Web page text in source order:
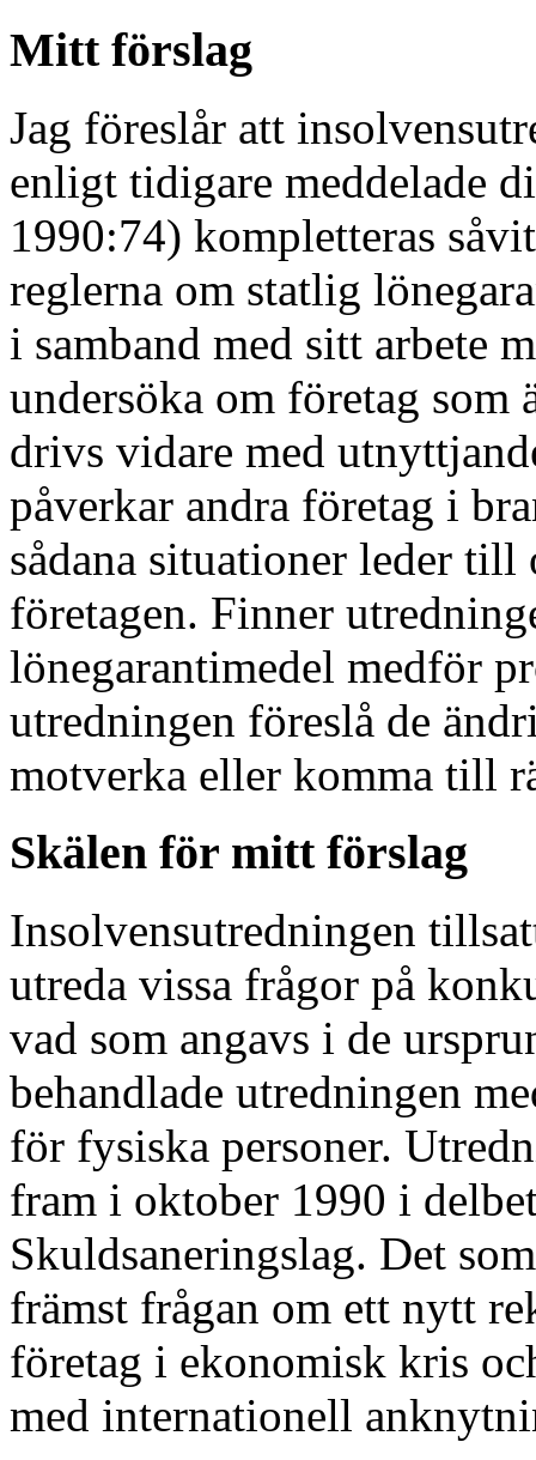
Mitt förslag
Jag föreslår att
enligt tidigare meddelade
1990:74) kompletteras
reglerna om statlig
i samband med sitt arbete
undersöka om företag som
drivs vidare med
påverkar andra företag i
sådana situationer leder
företagen. Finner
lönegarantimedel medför
utredningen föreslå de
motverka eller komma till
Skälen för mitt förslag
Insolvensutredningen
utreda vissa frågor på
vad som angavs i de
behandlade utredningen
för fysiska personer.
fram i oktober 1990 i
Skuldsaneringslag. Det
främst frågan om ett nytt
företag i ekonomisk kris
med internationell